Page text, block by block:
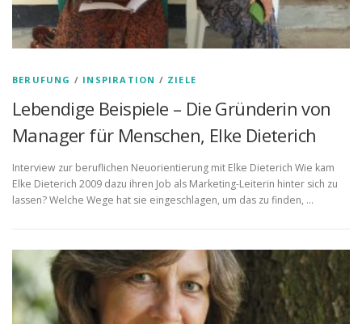
BERUFUNG / INSPIRATION / ZIELE
Lebendige Beispiele – Die Gründerin von
Manager für Menschen, Elke Dieterich
Interview zur beruflichen Neuorientierung mit Elke Dieterich Wie kam
Elke Dieterich 2009 dazu ihren Job als Marketing-Leiterin hinter sich zu
lassen? Welche Wege hat sie eingeschlagen, um das zu finden, …